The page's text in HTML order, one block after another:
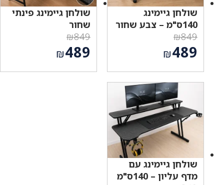
שולחן גיימינג
140ס"מ – צבע שחור
₪849
המחיר
המקורי
היה:
₪849.
₪489
הנוכחי
₪489.
שולחן גיימינג פינתי
שחור
₪849
המחיר
המקורי
היה:
₪489
שולחן גיימינג עם
מדף עליון – 140ס"מ